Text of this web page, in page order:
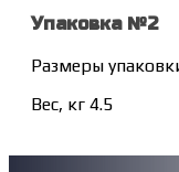
Упаковка №2
Размеры
Вес, кг 4.5